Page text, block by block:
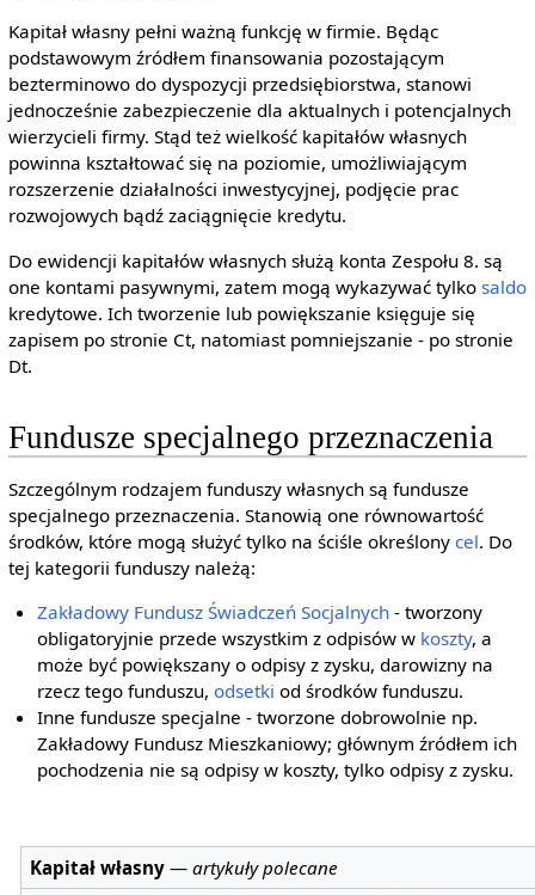
Kapitał własny pełni ważną funkcję w firmie. Będąc
podstawowym źródłem finansowania pozostającym
bezterminowo do dyspozycji przedsiębiorstwa, stanowi
jednocześnie zabezpieczenie dla aktualnych i potencjalnych
wierzycieli firmy. Stąd też wielkość kapitałów własnych
powinna kształtować się na poziomie, umożliwiającym
rozszerzenie działalności inwestycyjnej, podjęcie prac
rozwojowych bądź zaciągnięcie kredytu.
Do ewidencji kapitałów własnych służą konta Zespołu 8. są
one kontami pasywnymi, zatem mogą wykazywać tylko saldo
kredytowe. Ich tworzenie lub powiększanie księguje się
zapisem po stronie Ct, natomiast pomniejszanie - po stronie
Dt.
Fundusze specjalnego przeznaczenia
Szczególnym rodzajem funduszy własnych są fundusze
specjalnego przeznaczenia. Stanowią one równowartość
środków, które mogą służyć tylko na ściśle określony cel. Do
tej kategorii funduszy należą:
Zakładowy Fundusz Świadczeń Socjalnych - tworzony
obligatoryjnie przede wszystkim z odpisów w koszty, a
może być powiększany o odpisy z zysku, darowizny na
rzecz tego funduszu,odsetki od środków funduszu.
Inne fundusze specjalne - tworzone dobrowolnie np.
Zakładowy Fundusz Mieszkaniowy; głównym źródłem ich
pochodzenia nie są odpisy w koszty, tylko odpisy z zysku.
Kapitał własny —artykuły polecane